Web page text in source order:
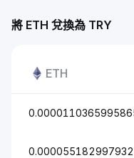
將 ETH 兌換為 TRY
ETH